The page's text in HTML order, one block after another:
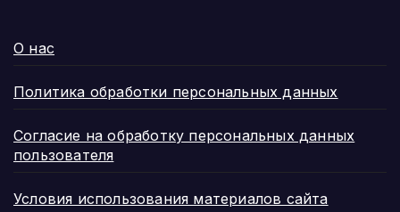
О нас
Политика обработки персональных данных
Согласие на обработку персональных данных
пользователя
Условия использования материалов сайта